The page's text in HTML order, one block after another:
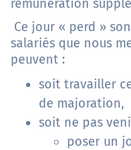
rémunération
Ce jour « perd »
salariés que nous
peuvent :
soit travailler
de majoration,
soit ne pas
poser un